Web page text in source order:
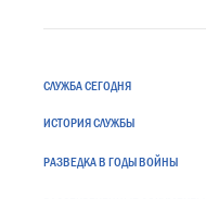
СЛУЖБА СЕГОДНЯ
ИСТОРИЯ СЛУЖБЫ
РАЗВЕДКА В ГОДЫ ВОЙНЫ